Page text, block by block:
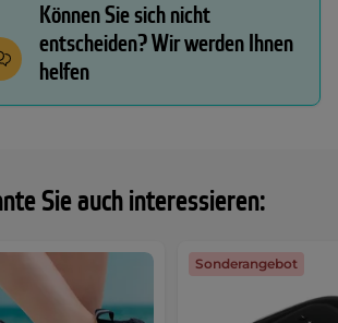
Sie auch interessieren:
Sonderangebot
Können Sie sich nicht
entscheiden? Wir werden Ihnen
helfen